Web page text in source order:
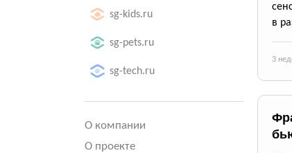
sg-kids.ru
sg-pets.ru
sg-tech.ru
О компании
О проекте
в
3